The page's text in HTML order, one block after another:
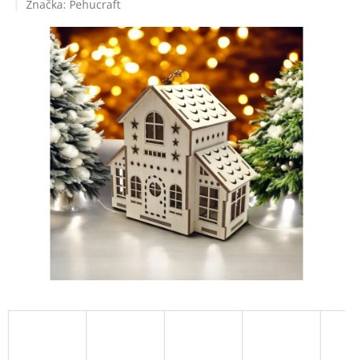
je
0,0
z
5
hvězdiček.
Značka: Pehucraft